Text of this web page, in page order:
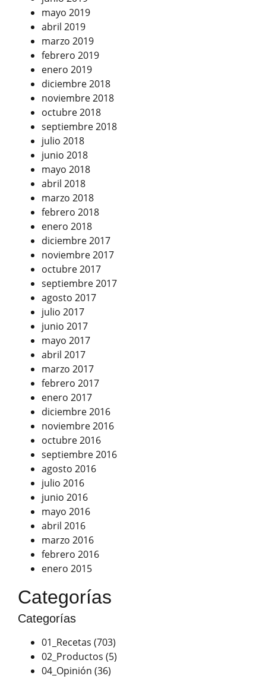
mayo 2019
abril 2019
marzo 2019
febrero 2019
enero 2019
diciembre 2018
noviembre 2018
octubre 2018
septiembre 2018
julio 2018
junio 2018
mayo 2018
abril 2018
marzo 2018
febrero 2018
enero 2018
diciembre 2017
noviembre 2017
octubre 2017
septiembre 2017
agosto 2017
julio 2017
junio 2017
mayo 2017
abril 2017
marzo 2017
febrero 2017
enero 2017
diciembre 2016
noviembre 2016
octubre 2016
septiembre 2016
agosto 2016
julio 2016
junio 2016
mayo 2016
abril 2016
marzo 2016
febrero 2016
enero 2015
Categorías
Categorías
01_Recetas (703)
02_Productos (5)
04_Opinión (36)